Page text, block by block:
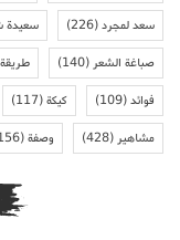
سعد لمجرد(226)
صباغة الشعر(140)
فوائد(109) كيكة(117)
مشاهير(428) وصفة(156)